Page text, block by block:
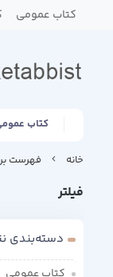
کتاب عمومی
کتاب
خانه فهرست
فیلتر
دسته‌بندی